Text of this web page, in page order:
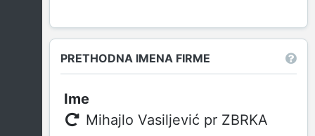
PRETHODNA IMENA FIRME
Mihajlo Vasiljević pr ZBRKA